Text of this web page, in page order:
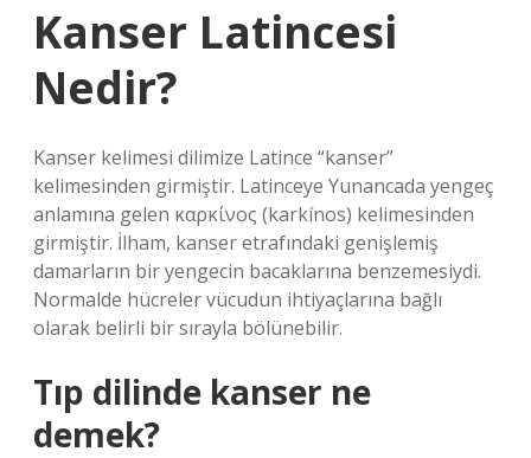
Kanser Latincesi
Nedir?
Kanser kelimesi dilimize Latince “kanser”
kelimesinden girmiştir. Latinceye Yunancada yengeç
anlamına gelen καρκίνος (karkínos) kelimesinden
girmiştir. İlham, kanser etrafındaki genişlemiş
damarların bir yengecin bacaklarına benzemesiydi.
Normalde hücreler vücudun ihtiyaçlarına bağlı
olarak belirli bir sırayla bölünebilir.
Tıp dilinde kanser ne
demek?